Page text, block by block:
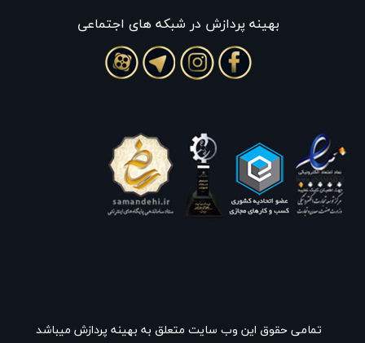
بهينه پردازش در شبکه های اجتماعی
تمامی حقوق این وب سایت متعلق به بهینه پردازش میباشد